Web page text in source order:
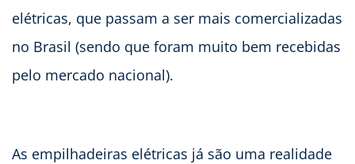
elétricas, que passam a ser mais comercializadas
no Brasil (sendo que foram muito bem recebidas
pelo mercado nacional).
As empilhadeiras elétricas já são uma realidade